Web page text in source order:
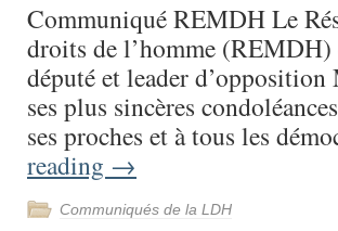
Communiqué REMDH Le
droits de l’homme (REMDH)
député et leader
ses plus sincères
ses proches et à tous les
reading →
Communiqués de la LDH